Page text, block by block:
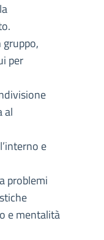
per
al
e
problemi
e mentalità